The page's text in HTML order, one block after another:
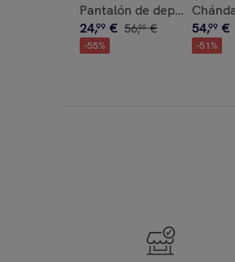
Pantalón de deporte de
24,99 € 56,00 €
-55%
54,99 €
-51%